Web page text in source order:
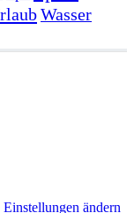
Wasser
ändern